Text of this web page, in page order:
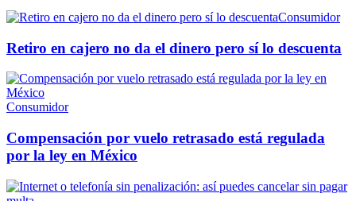
Consumidor
Retiro en cajero no da el dinero pero sí lo descuenta
Consumidor
Compensación por vuelo retrasado está regulada
por la ley en México